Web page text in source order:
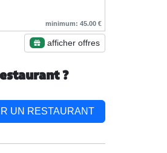
minimum: 45.00 €
afficher offres
?
UN RESTAURANT